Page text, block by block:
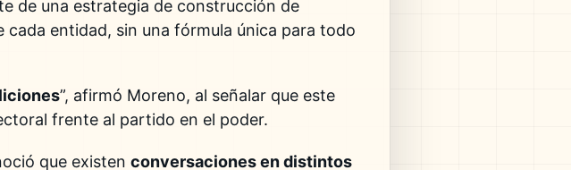
de una estrategia de construcción de
entidad, sin una fórmula única para todo
”, afirmó Moreno, al señalar que este
frente al partido en el poder.
que existen conversaciones en distintos